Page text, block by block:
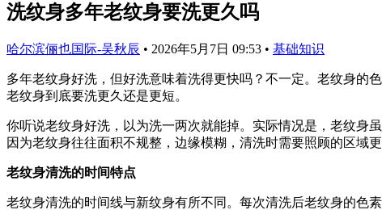
洗纹身多年老纹身要洗更久吗
哈尔滨俪也国际-吴秋辰 • 2026年5月7日 09:53 • 基础知识
多年老纹身好洗，但好洗意味着洗得更快吗？不一定。老纹身的
老纹身到底要洗更久还是更短。
你听说老纹身好洗，以为洗一两次就能掉。实际情况是，老纹身
因为老纹身往往面积不规整，边缘模糊，清洗时需要照顾的区域
老纹身清洗的时间特点
老纹身清洗的时间线与新纹身有所不同。每次清洗后老纹身的色